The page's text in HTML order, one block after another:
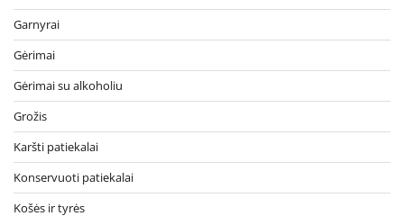
Garnyrai
Gėrimai
Gėrimai su alkoholiu
Grožis
Karšti patiekalai
Konservuoti patiekalai
Košės ir tyrės